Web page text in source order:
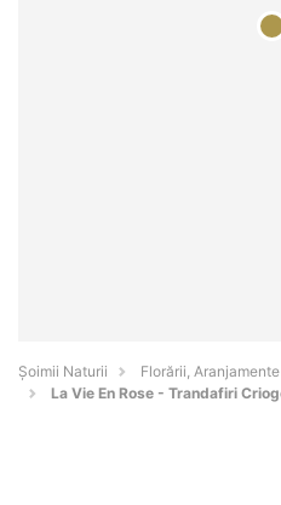
Şoimii Naturii
Florării,
La Vie En Rose - Trandafiri